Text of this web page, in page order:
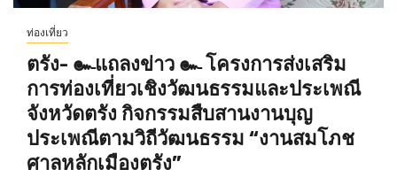
ท่องเที่ยว
ตรัง- ๛แถลงข่าว ๛ โครงการส่งเสริม
การท่องเที่ยวเชิงวัฒนธรรมและประเพณี
จังหวัดตรัง กิจกรรมสืบสานงานบุญ
ประเพณีตามวิถีวัฒนธรรม “งานสมโภช
ศาลหลักเมืองตรัง”